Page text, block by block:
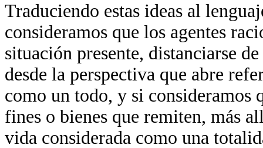
Traduciendo estas ideas al
consideramos que los agentes
situación presente, distanciarse
desde la perspectiva que abre
como un todo, y si consideramos
fines o bienes que remiten, más
vida considerada como una